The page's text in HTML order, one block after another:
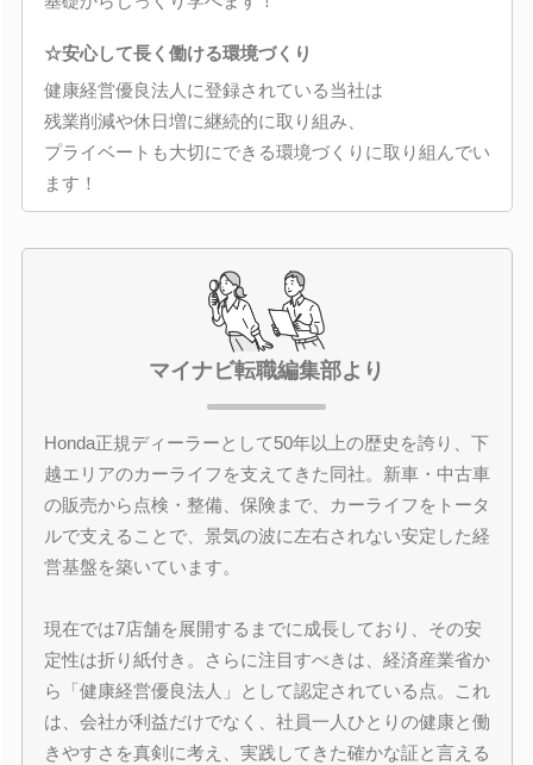
☆安心して長く働ける環境づくり
健康経営優良法人に登録されている当社は
残業削減や休日増に継続的に取り組み、
プライベートも大切にできる環境づくりに取り組んでい
ます！
マイナビ転職編集部より
Honda正規ディーラーとして50年以上の歴史を誇り、下
越エリアのカーライフを支えてきた同社。新車・中古車
の販売から点検・整備、保険まで、カーライフをトータ
ルで支えることで、景気の波に左右されない安定した経
営基盤を築いています。
現在では7店舗を展開するまでに成長しており、その安
定性は折り紙付き。さらに注目すべきは、経済産業省か
ら「健康経営優良法人」として認定されている点。これ
は、会社が利益だけでなく、社員一人ひとりの健康と働
きやすさを真剣に考え、実践してきた確かな証と言える